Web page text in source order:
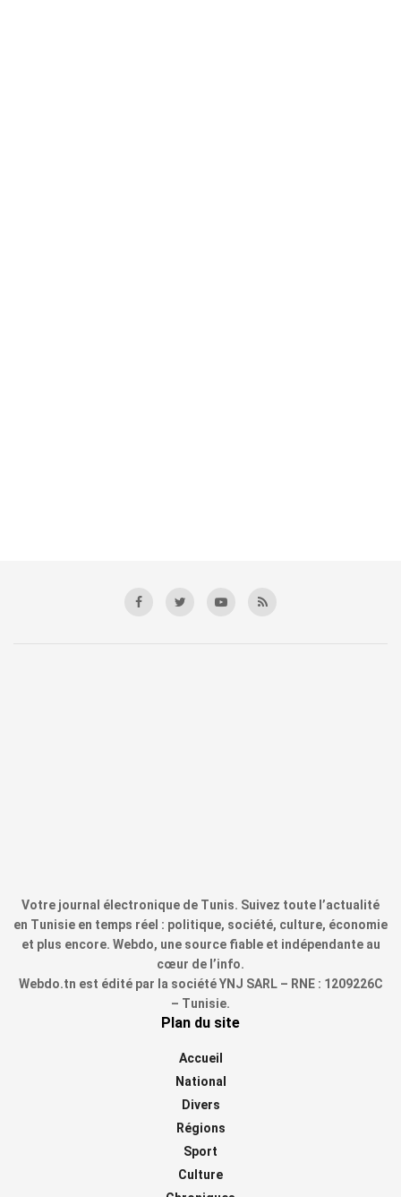
Votre journal électronique de Tunis. Suivez toute l’actualité
en Tunisie en temps réel : politique, société, culture, économie
et plus encore. Webdo, une source fiable et indépendante au
cœur de l’info.
Webdo.tn est édité par la société YNJ SARL – RNE : 1209226C
– Tunisie.
Plan du site
Accueil
National
Divers
Régions
Sport
Culture